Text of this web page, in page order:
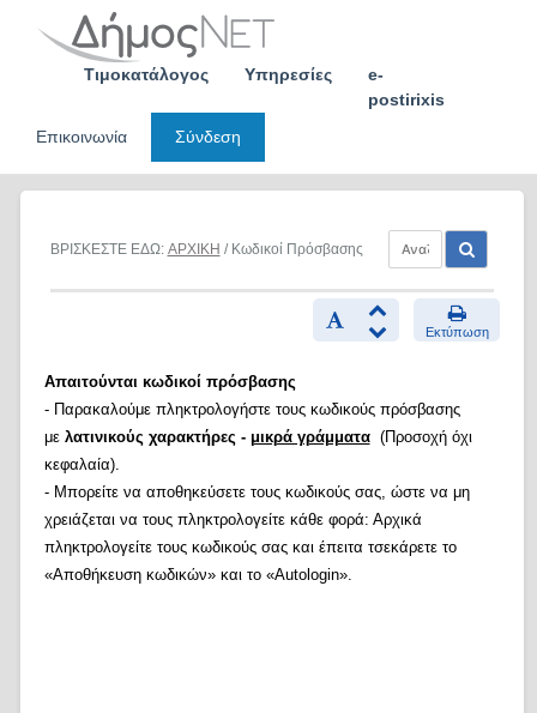
Τιμοκατάλογος Υπηρεσίες
e-
postirixis
Επικοινωνία
Σύνδεση
ΒΡΙΣΚΕΣΤΕ ΕΔΩ: ΑΡΧΙΚΗ / Κωδικοί Πρόσβασης
Εκτύπωση
Απαιτούνται κωδικοί πρόσβασης
- Παρακαλούμε πληκτρολογήστε τους κωδικούς πρόσβασης
με λατινικούς χαρακτήρες - μικρά γράμματα(Προσοχή όχι
κεφαλαία).
- Μπορείτε να αποθηκεύσετε τους κωδικούς σας, ώστε να μη
χρειάζεται να τους πληκτρολογείτε κάθε φορά: Αρχικά
πληκτρολογείτε τους κωδικούς σας και έπειτα τσεκάρετε το
«Αποθήκευση κωδικών» και το «Autologin».